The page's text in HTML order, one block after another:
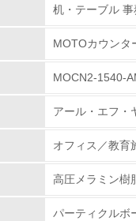
な処理が可能とな
サイクル設計の
れた場合、回収品
机・テーブル
MOTOカウン
MOCN2-1540-
アール・エフ・
オフィス／教育
高圧メラミン樹
パーティクルボ